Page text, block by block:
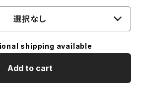
選択なし
shipping available
Add to cart